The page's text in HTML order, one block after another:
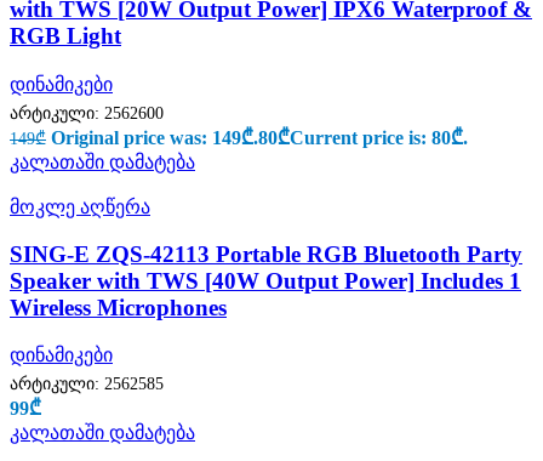
with TWS [20W Output Power] IPX6 Waterproof &
RGB Light
დინამიკები
არტიკული: 2562600
149₾ Original price was: 149₾.80₾Current price is: 80₾.
კალათაში დამატება
მოკლე აღწერა
SING-E ZQS-42113 Portable RGB Bluetooth Party
Speaker with TWS [40W Output Power] Includes 1
Wireless Microphones
დინამიკები
არტიკული: 2562585
99₾
კალათაში დამატება